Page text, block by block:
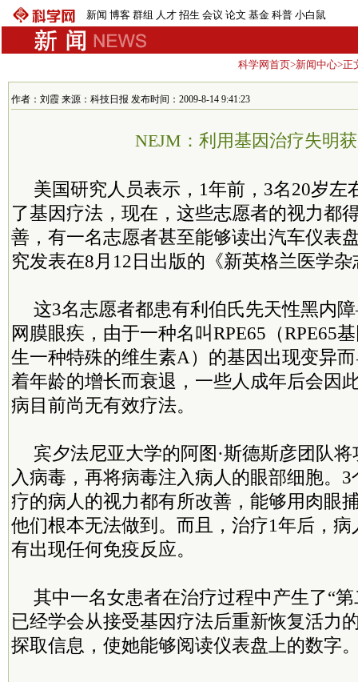
新闻 博客 群组 人才 招生 会议 论文 基金 科普 小白鼠
科学网首页>新闻中心>正
作者：刘霞 来源：科技日报 发布时间：2009-8-14 9:41:23
NEJM：利用基因治疗失明
美国研究人员表示，1年前，3名20岁左
了基因疗法，现在，这些志愿者的视力都
善，有一名志愿者甚至能够读出汽车仪表
究发表在8月12日出版的《新英格兰医学杂
这3名志愿者都患有利伯氏先天性黑内
网膜眼疾，由于一种名叫RPE65（RPE65
生一种特殊的维生素A）的基因出现变异
着年龄的增长而衰退，一些人成年后会因
病目前尚无有效疗法。
宾夕法尼亚大学的阿图·斯德斯彦团队
入病毒，再将病毒注入病人的眼部细胞。
疗的病人的视力都有所改善，能够用肉眼
他们根本无法做到。而且，治疗1年后，
有出现任何免疫反应。
其中一名女患者在治疗过程中产生了“
已经学会从接受基因疗法后重新恢复活力
探取信息，使她能够阅读仪表盘上的数字